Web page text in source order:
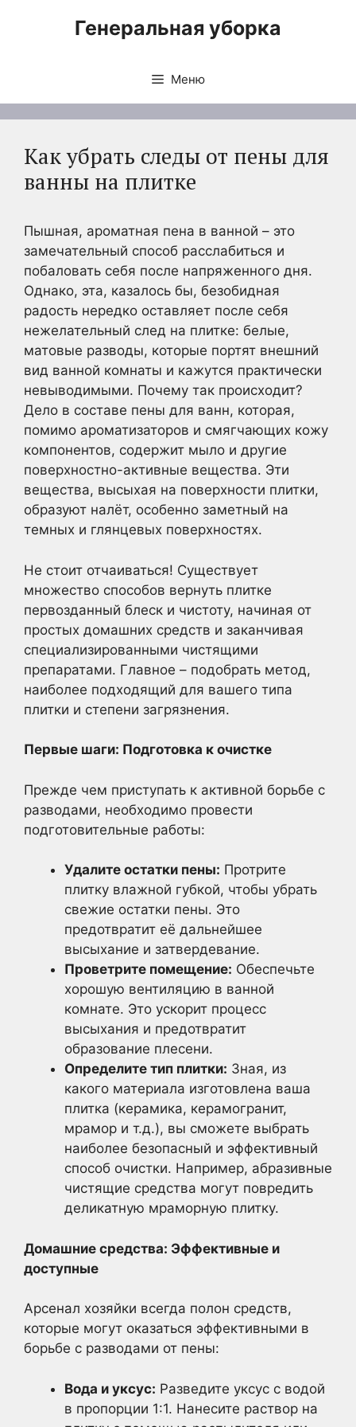
Генеральная уборка
Меню
Как убрать следы от пены для
ванны на плитке
Пышная, ароматная пена в ванной – это
замечательный способ расслабиться и
побаловать себя после напряженного дня.
Однако, эта, казалось бы, безобидная
радость нередко оставляет после себя
нежелательный след на плитке: белые,
матовые разводы, которые портят внешний
вид ванной комнаты и кажутся практически
невыводимыми. Почему так происходит?
Дело в составе пены для ванн, которая,
помимо ароматизаторов и смягчающих кожу
компонентов, содержит мыло и другие
поверхностно-активные вещества. Эти
вещества, высыхая на поверхности плитки,
образуют налёт, особенно заметный на
темных и глянцевых поверхностях.
Не стоит отчаиваться! Существует
множество способов вернуть плитке
первозданный блеск и чистоту, начиная от
простых домашних средств и заканчивая
специализированными чистящими
препаратами. Главное – подобрать метод,
наиболее подходящий для вашего типа
плитки и степени загрязнения.
Первые шаги: Подготовка к очистке
Прежде чем приступать к активной борьбе с
разводами, необходимо провести
подготовительные работы:
Удалите остатки пены: Протрите
плитку влажной губкой, чтобы убрать
свежие остатки пены. Это
предотвратит её дальнейшее
высыхание и затвердевание.
Проветрите помещение: Обеспечьте
хорошую вентиляцию в ванной
комнате. Это ускорит процесс
высыхания и предотвратит
образование плесени.
Определите тип плитки: Зная, из
какого материала изготовлена ваша
плитка (керамика, керамогранит,
мрамор и т.д.), вы сможете выбрать
наиболее безопасный и эффективный
способ очистки. Например, абразивные
чистящие средства могут повредить
деликатную мраморную плитку.
Домашние средства: Эффективные и
доступные
Арсенал хозяйки всегда полон средств,
которые могут оказаться эффективными в
борьбе с разводами от пены:
Вода и уксус: Разведите уксус с водой
в пропорции 1:1. Нанесите раствор на